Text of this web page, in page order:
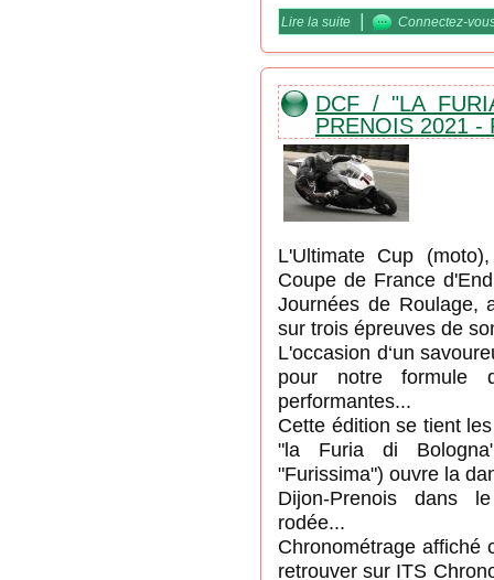
Lire la suite de DCF / "il ROMBO
Connectez-
DCF / "LA
PRENOIS 2021 -
L'Ultimate Cup
Coupe de France
Journées de Roulage,
sur trois épreuves de
L'occasion d‘un
pour notre formule
performantes...
Cette édition se tient
"la Furia di
"Furissima") ouvre la
Dijon-Prenois dans
rodée...
Chronométrage affiché
retrouver sur ITS